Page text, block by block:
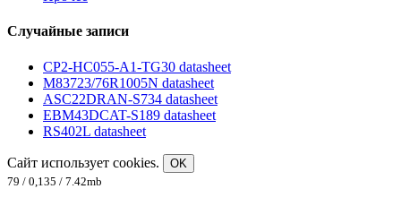
Случайные записи
CP2-HC055-A1-TG30 datasheet
M83723/76R1005N datasheet
ASC22DRAN-S734 datasheet
EBM43DCAT-S189 datasheet
RS402L datasheet
Сайт использует cookies.
OK
79 / 0,135 / 7.42mb